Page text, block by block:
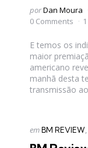
Postado
por
porDan Moura
0 Comments
E temos os
maior
americano
manhã desta
transmissão
Categorias
Postado
em BM REVIEW